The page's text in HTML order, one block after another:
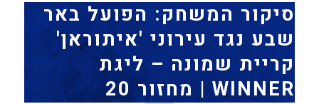
סיקור המשחק: הפועל באר
שבע נגד עירוני 'איתוראן'
קריית שמונה – ליגת
WINNER | מחזור 20